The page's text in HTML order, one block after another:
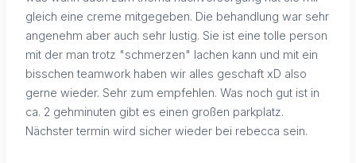
gleich eine creme mitgegeben. Die behandlung war sehr
angenehm aber auch sehr lustig. Sie ist eine tolle person
mit der man trotz "schmerzen" lachen kann und mit ein
bisschen teamwork haben wir alles geschaft xD also
gerne wieder. Sehr zum empfehlen. Was noch gut ist in
ca. 2 gehminuten gibt es einen großen parkplatz.
Nächster termin wird sicher wieder bei rebecca sein.